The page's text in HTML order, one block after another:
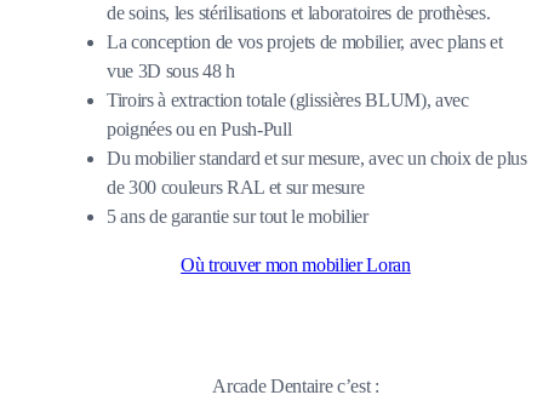
de soins, les stérilisations et laboratoires de prothèses.
La conception de vos projets de mobilier, avec plans et
vue 3D sous 48 h
Tiroirs à extraction totale (glissières BLUM), avec
poignées ou en Push-Pull
Du mobilier standard et sur mesure, avec un choix de plus
de 300 couleurs RAL et sur mesure
5 ans de garantie sur tout le mobilier
Où trouver mon mobilier Loran
Arcade Dentaire c’est :